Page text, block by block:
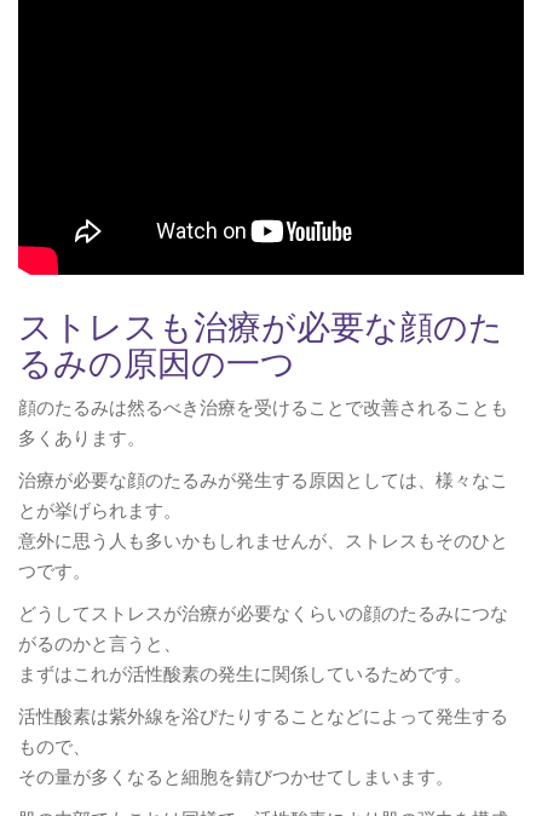
ストレスも治療が必要な顔のた
るみの原因の一つ
顔のたるみは然るべき治療を受けることで改善されることも
多くあります。
治療が必要な顔のたるみが発生する原因としては、様々なこ
とが挙げられます。
意外に思う人も多いかもしれませんが、ストレスもそのひと
つです。
どうしてストレスが治療が必要なくらいの顔のたるみにつな
がるのかと言うと、
まずはこれが活性酸素の発生に関係しているためです。
活性酸素は紫外線を浴びたりすることなどによって発生する
もので、
その量が多くなると細胞を錆びつかせてしまいます。